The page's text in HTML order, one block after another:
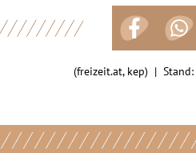
(freizeit.at, kep) | Stand: